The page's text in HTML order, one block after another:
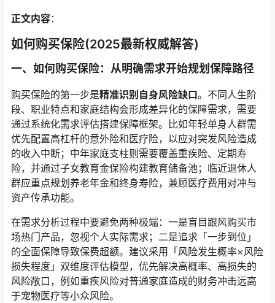
正文内容：
如何购买保险(2025最新权威解答)
一、如何购买保险：从明确需求开始规划保障路径
购买保险的第一步是精准识别自身风险缺口。不同人生阶
段、职业特点和家庭结构会形成差异化的保障需求，需要
通过系统化需求评估搭建保障框架。比如年轻单身人群需
优先配置高杠杆的意外险和医疗险，以应对突发风险造成
的收入中断；中年家庭支柱则需要覆盖重疾险、定期寿
险，并通过子女教育金保险构建教育储备池；临近退休人
群应重点规划养老年金和终身寿险，兼顾医疗费用对冲与
资产传承功能。
在需求分析过程中要避免两种极端：一是盲目跟风购买市
场热门产品，忽视个人实际需求；二是追求「一步到位」
的全面保障导致保费超额。建议采用「风险发生概率×风险
损失程度」双维度评估模型，优先解决高概率、高损失的
风险敞口，例如重疾风险对普通家庭造成的财务冲击远高
于宠物医疗等小众风险。